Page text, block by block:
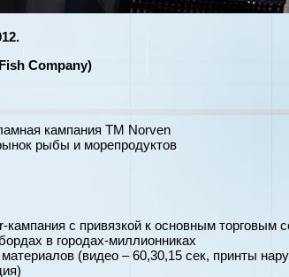
Company)
кампания TM Norven
рыбы и морепродуктов
кампания с привязкой к основным торговым
в городах-миллионниках
(видео – 60,30,15 сек, принты